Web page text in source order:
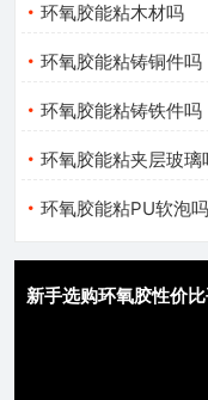
环氧胶能粘木材吗
环氧胶能粘铸铜件吗
环氧胶能粘铸铁件吗
环氧胶能粘夹层玻璃
环氧胶能粘PU软泡吗
新手选购环氧胶性价